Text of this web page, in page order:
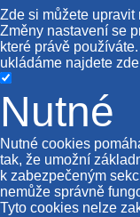
Zde si můžete
Změny nastavení se
které právě
ukládáme najdete zde
Nutné
Nutné cookies
tak, že umožní
k zabezpečeným
nemůže správně
Tyto cookies nelze